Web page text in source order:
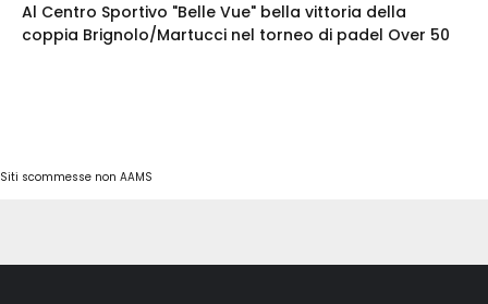
Al Centro Sportivo "Belle Vue" bella vittoria della
coppia Brignolo/Martucci nel torneo di padel Over 50
Siti scommesse non AAMS